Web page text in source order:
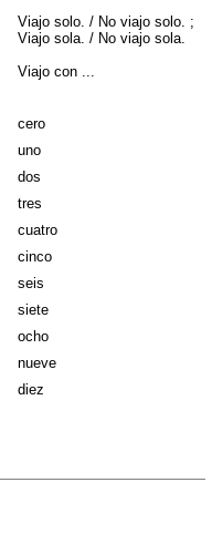
Viajo solo. / No viajo solo. ;
Viajo sola. / No viajo sola.
Viajo con ...
cero
uno
dos
tres
cuatro
cinco
seis
siete
ocho
nueve
diez